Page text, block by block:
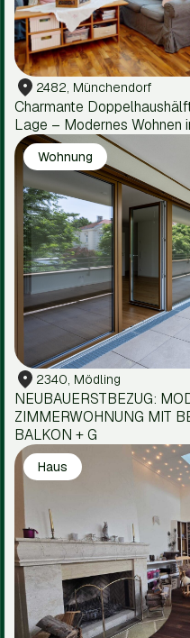
2482, Münchendorf
Charmante
Lage – Modernes Wohnen
Wohnung
2340, Mödling
NEUBAUERSTBEZUG:
ZIMMERWOHNUNG MIT
BALKON + G
Haus